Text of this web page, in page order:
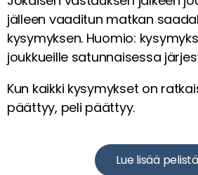
jälleen vaaditun matkan
kysymyksen. Huomio:
joukkueille satunnaisessa
Kun kaikki kysymykset on
päättyy, peli päättyy.
Lue lisää pelistä